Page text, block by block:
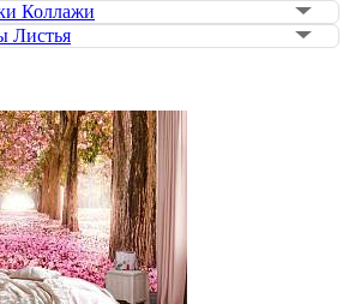
Коллажи
Листья